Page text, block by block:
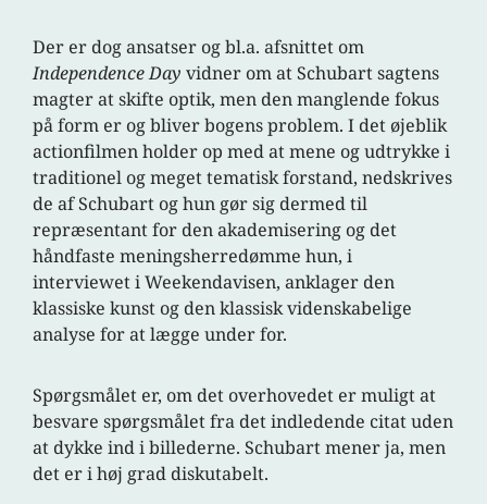
Der er dog ansatser og bl.a. afsnittet om
Independence Day vidner om at Schubart sagtens
magter at skifte optik, men den manglende fokus
på form er og bliver bogens problem. I det øjeblik
actionfilmen holder op med at mene og udtrykke i
traditionel og meget tematisk forstand, nedskrives
de af Schubart og hun gør sig dermed til
repræsentant for den akademisering og det
håndfaste meningsherredømme hun, i
interviewet i Weekendavisen, anklager den
klassiske kunst og den klassisk videnskabelige
analyse for at lægge under for.
Spørgsmålet er, om det overhovedet er muligt at
besvare spørgsmålet fra det indledende citat uden
at dykke ind i billederne. Schubart mener ja, men
det er i høj grad diskutabelt.